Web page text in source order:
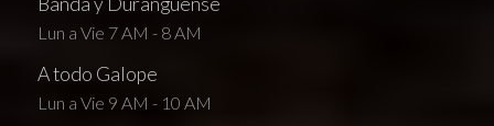
Lun a Vie 7 AM - 8 AM
A todo Galope
Lun a Vie 9 AM - 10 AM